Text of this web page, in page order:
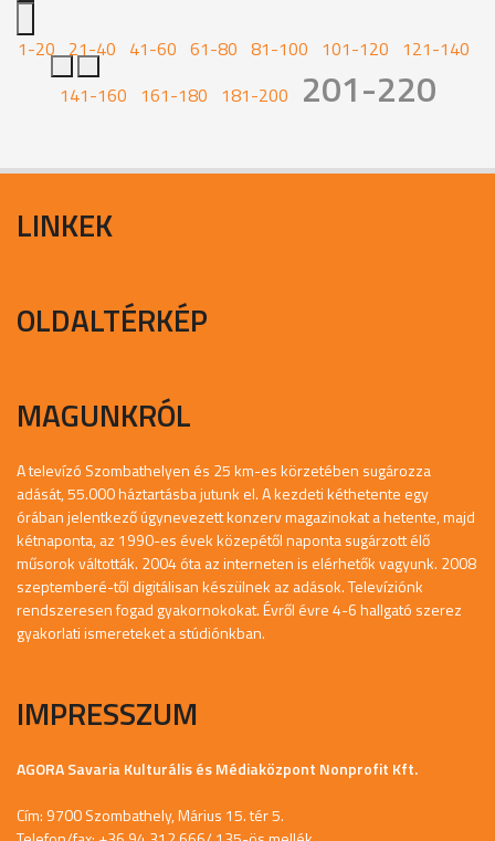
1-20 21-40 41-60 61-80 81-100 101-120 121-140
141-160 161-180 181-200 201-220
LINKEK
OLDALTÉRKÉP
MAGUNKRÓL
A televízó Szombathelyen és 25 km-es körzetében sugározza
adását, 55.000 háztartásba jutunk el. A kezdeti kéthetente egy
órában jelentkező úgynevezett konzerv magazinokat a hetente, majd
kétnaponta, az 1990-es évek közepétől naponta sugárzott élő
műsorok váltották. 2004 óta az interneten is elérhetők vagyunk. 2008
szeptemberé-től digitálisan készülnek az adások. Televíziónk
rendszeresen fogad gyakornokokat. Évről évre 4-6 hallgató szerez
gyakorlati ismereteket a stúdiónkban.
IMPRESSZUM
AGORA Savaria Kulturális és Médiaközpont Nonprofit Kft.
Cím: 9700 Szombathely, Márius 15. tér 5.